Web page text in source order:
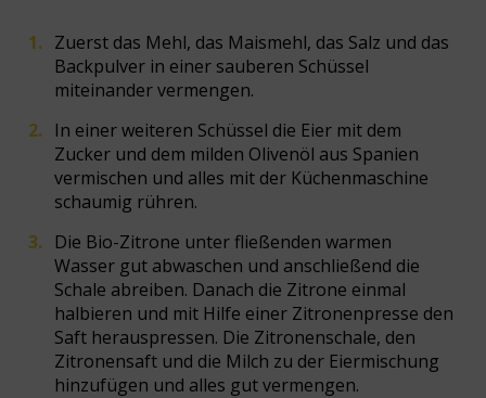
Zuerst das Mehl, das Maismehl, das Salz und das
Backpulver in einer sauberen Schüssel
miteinander vermengen.
In einer weiteren Schüssel die Eier mit dem
Zucker und dem milden Olivenöl aus Spanien
vermischen und alles mit der Küchenmaschine
schaumig rühren.
Die Bio-Zitrone unter fließenden warmen
Wasser gut abwaschen und anschließend die
Schale abreiben. Danach die Zitrone einmal
halbieren und mit Hilfe einer Zitronenpresse den
Saft herauspressen. Die Zitronenschale, den
Zitronensaft und die Milch zu der Eiermischung
hinzufügen und alles gut vermengen.